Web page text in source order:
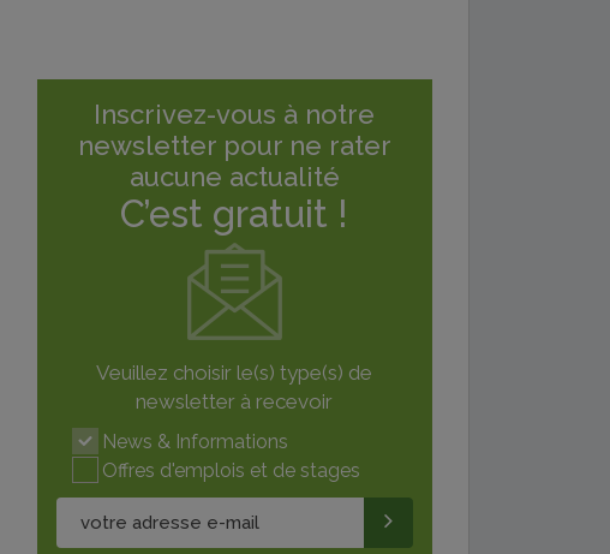
Inscrivez-vous à notre
newsletter pour ne rater
aucune actualité
C’est gratuit !
Veuillez choisir le(s) type(s) de
newsletter à recevoir
News & Informations
Offres d'emplois et de stages